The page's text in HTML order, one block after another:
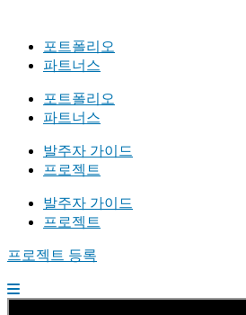
포트폴리오
파트너스
포트폴리오
파트너스
발주자 가이드
프로젝트
발주자 가이드
프로젝트
프로젝트 등록